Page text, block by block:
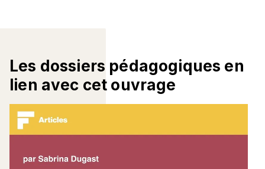
Les dossiers pédagogiques en
lien avec cet ouvrage